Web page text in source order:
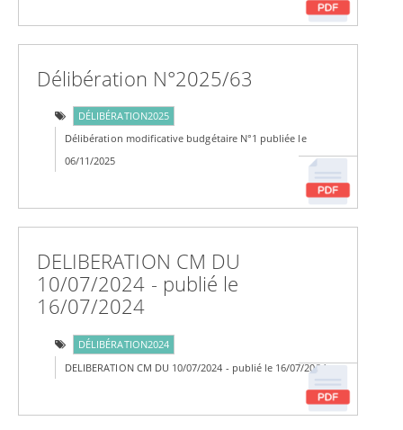
Délibération N°2025/63
DÉLIBÉRATION2025
Délibération modificative budgétaire N°1 publiée le
06/11/2025
DELIBERATION CM DU
10/07/2024 - publié le
16/07/2024
DÉLIBÉRATION2024
DELIBERATION CM DU 10/07/2024 - publié le 16/07/2024